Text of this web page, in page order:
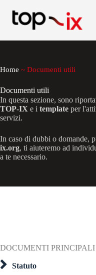
contenuto
Home ~ Documenti utili
Documenti utili
In questa sezione, sono
TOP-IX e i template per
servizi.
In caso di dubbi o domande,
ix.org, ti aiuteremo ad
a te necessario.
DOCUMENTI PRINCIPALI
Statuto